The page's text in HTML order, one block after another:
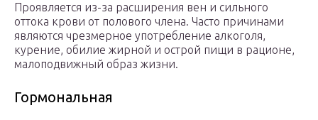
Проявляется из-за расширения вен и сильного
оттока крови от полового члена. Часто причинами
являются чрезмерное употребление алкоголя,
курение, обилие жирной и острой пищи в рационе,
малоподвижный образ жизни.
Гормональная